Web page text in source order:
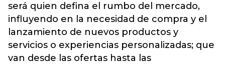
será quien defina el rumbo del mercado,
influyendo en la necesidad de compra y el
lanzamiento de nuevos productos y
servicios o experiencias personalizadas; que
van desde las ofertas hasta las